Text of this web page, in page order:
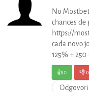
No
chances
https://
cada novo
125% + 250
👍0 👎0